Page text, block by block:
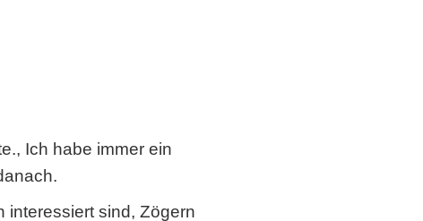
Ich habe immer ein
interessiert sind, Zögern